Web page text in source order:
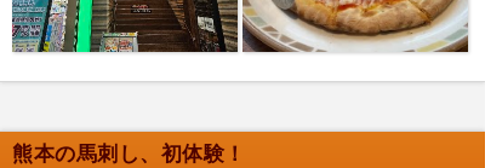
熊本の馬刺し、初体験！